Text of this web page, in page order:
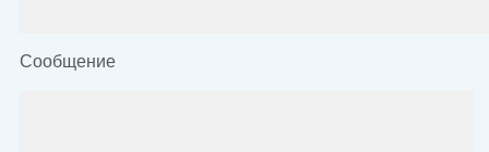
Сообщение